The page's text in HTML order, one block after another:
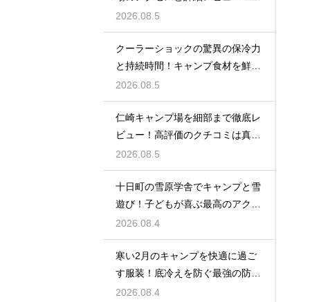
力を大解剖
2026.08.5
クーラーショックの驚異の保冷力
と持続時間！キャンプ食材を鮮度
抜群に保つ
2026.08.5
仁崎キャンプ場を細部まで徹底レ
ビュー！高評価のクチコミは真実
なのか？
2026.08.5
十日町の雪原学舎でキャンプと雪
遊び！子どもが喜ぶ最高のアクテ
ィビティ
2026.08.4
寒い2月のキャンプを快適に過ご
す服装！底冷えを防ぐ最強の防寒
対策とは？
2026.08.4